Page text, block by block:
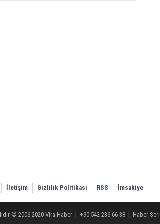
İletişim Gizlilik Politikası RSS İmsakiye
© 2006-2020Vira Haber | +90 542 236 66 38 | Haber